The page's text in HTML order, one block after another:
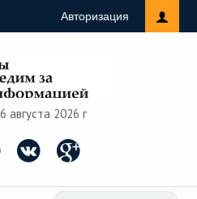
Авторизация
августа 2026 г